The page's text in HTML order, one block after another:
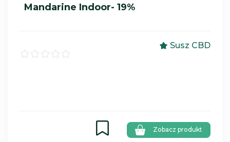
Mandarine Indoor- 19%
Susz CBD
Zobacz produkt